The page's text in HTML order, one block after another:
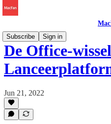
Subscribe
Sign in
De Office-
Jun 21, 2022